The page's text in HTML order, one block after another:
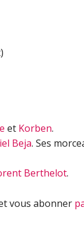
et Korben.
Beja. Ses
Berthelot.
vous abonner